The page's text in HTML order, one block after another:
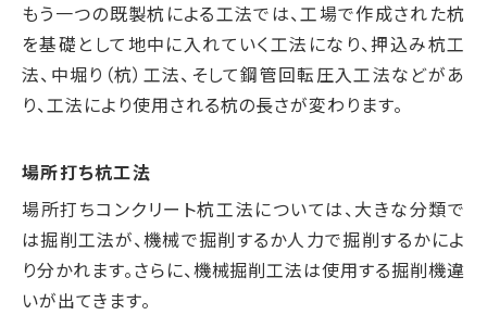
もう一つの既製杭による工法では、工場で作成された杭
を基礎として地中に入れていく工法になり、押込み杭工
法、中堀り（杭）工法、そして鋼管回転圧入工法などがあ
り、工法により使用される杭の長さが変わります。
場所打ち杭工法
場所打ちコンクリート杭工法については、大きな分類で
は掘削工法が、機械で掘削するか人力で掘削するかによ
り分かれます。さらに、機械掘削工法は使用する掘削機違
いが出てきます。